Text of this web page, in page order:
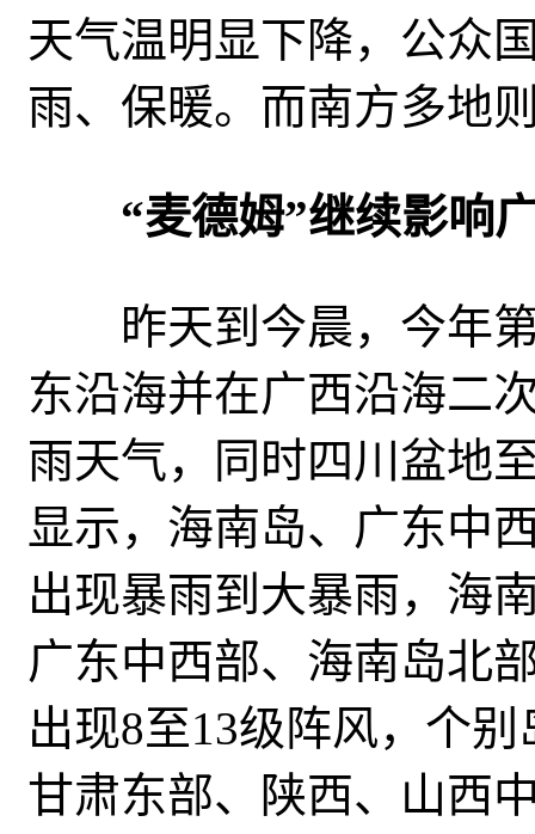
天气温明显下降，公众
雨、保暖。而南方多地
“麦德姆”继续影响
昨天到今晨，今年第
东沿海并在广西沿海二
雨天气，同时四川盆地
显示， 海南岛、广东中
出现暴雨到大暴雨，海
广东中西部、海南岛北
出现8至13级阵风，个别
甘肃东部、陕西、山西